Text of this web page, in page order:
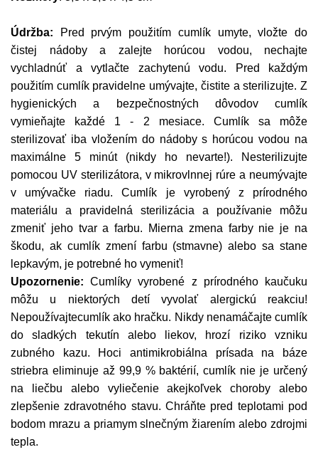
Údržba: Pred prvým použitím cumlík umyte, vložte do
čistej nádoby a zalejte horúcou vodou, nechajte
vychladnúť a vytlačte zachytenú vodu. Pred každým
použitím cumlík pravidelne umývajte, čistite a sterilizujte. Z
hygienických a bezpečnostných dôvodov cumlík
vymieňajte každé 1 - 2 mesiace. Cumlík sa môže
sterilizovať iba vložením do nádoby s horúcou vodou na
maximálne 5 minút (nikdy ho nevarte!). Nesterilizujte
pomocou UV sterilizátora, v mikrovlnnej rúre a neumývajte
v umývačke riadu. Cumlík je vyrobený z prírodného
materiálu a pravidelná sterilizácia a používanie môžu
zmeniť jeho tvar a farbu. Mierna zmena farby nie je na
škodu, ak cumlík zmení farbu (stmavne) alebo sa stane
lepkavým, je potrebné ho vymeniť!
Upozornenie: Cumlíky vyrobené z prírodného kaučuku
môžu u niektorých detí vyvolať alergickú reakciu!
Nepoužívajtecumlík ako hračku. Nikdy nenamáčajte cumlík
do sladkých tekutín alebo liekov, hrozí riziko vzniku
zubného kazu. Hoci antimikrobiálna prísada na báze
striebra eliminuje až 99,9 % baktérií, cumlík nie je určený
na liečbu alebo vyliečenie akejkoľvek choroby alebo
zlepšenie zdravotného stavu. Chráňte pred teplotami pod
bodom mrazu a priamym slnečným žiarením alebo zdrojmi
tepla.